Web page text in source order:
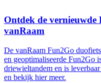
Ontdek de
vanRaam
De vanRaam Fun2Go
en geoptimaliseerde Fun2Go
driewieltandem en is
en bekijk hier meer.